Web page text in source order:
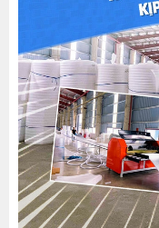
tăng
cường
hoạt
động
sản
xuất
và
quản